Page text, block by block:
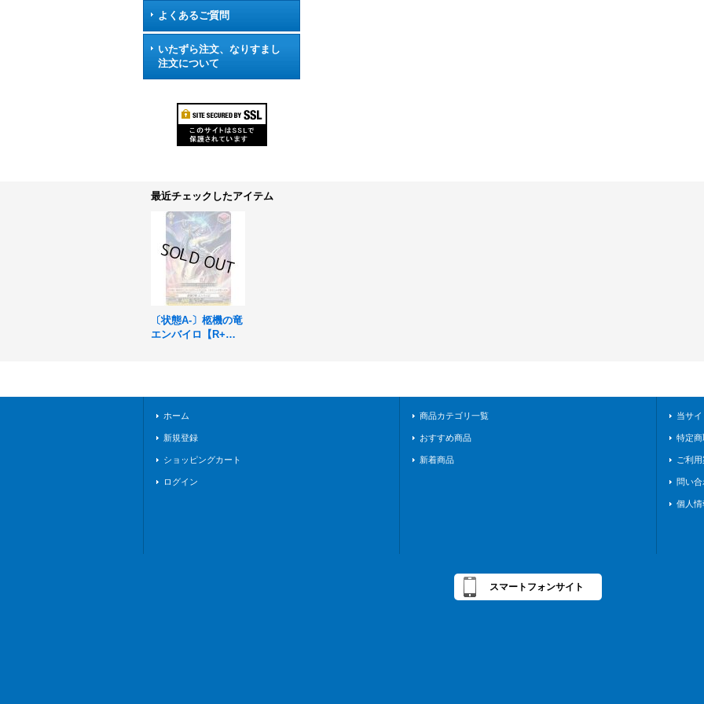
よくあるご質問
いたずら注文、なりすまし
注文について
最近チェックしたアイテム
〔状態A-〕柩機の竜
エンバイロ【R+】
ホーム
新規登録
ショッピングカート
ログイン
商品カテゴリ一覧
おすすめ商品
新着商品
当サ
特定
ご利
問い合
個人
スマートフォンサイト